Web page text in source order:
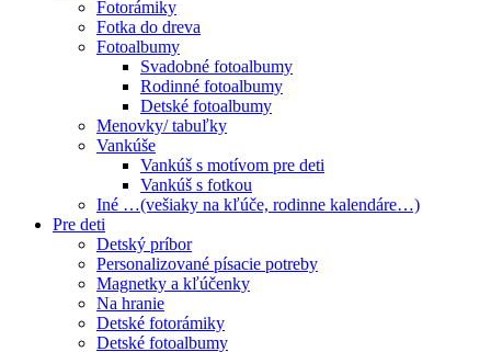
Fotorámiky
Fotka do dreva
Fotoalbumy
Svadobné fotoalbumy
Rodinné fotoalbumy
Detské fotoalbumy
Menovky/ tabuľky
Vankúše
Vankúš s motívom pre deti
Vankúš s fotkou
Iné …(vešiaky na kľúče, rodinne kalendáre…)
Pre deti
Detský príbor
Personalizované písacie potreby
Magnetky a kľúčenky
Na hranie
Detské fotorámiky
Detské fotoalbumy